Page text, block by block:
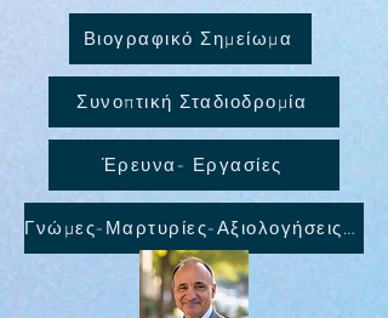
Βιογραφικό Σημείωμα
Συνοπτική Σταδιοδρομία
Έρευνα- Εργασίες
Γνώμες-Μαρτυρίες-Αξιολογήσεις ασθενών